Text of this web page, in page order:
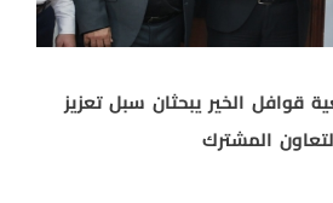
قوافل الخير يبحثان سبل تعزيز
المشترك